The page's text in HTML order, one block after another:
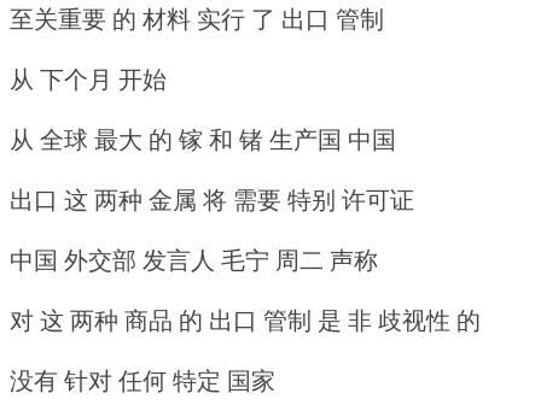
至关重要 的 材料 实行 了 出口 管制
从 下个月 开始
从 全球 最大 的 镓 和 锗 生产国 中国
出口 这 两种 金属 将 需要 特别 许可证
中国 外交部 发言人 毛宁 周二 声称
对 这 两种 商品 的 出口 管制 是 非 歧视性 的
没有 针对 任何 特定 国家